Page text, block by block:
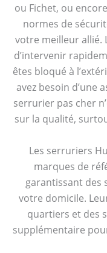
ou Fichet, ou
normes de
votre meilleur allié.
d’intervenir
êtes bloqué à
avez besoin d’une
serrurier pas cher
sur la qualité,
Les serruriers
marques de
garantissant des
votre domicile.
quartiers et des
supplémentaire